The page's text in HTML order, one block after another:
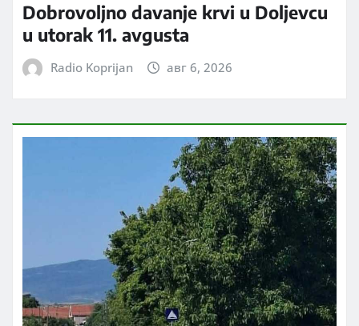
Dobrovoljno davanje krvi u Doljevcu
u utorak 11. avgusta
Radio Koprijan авг 6, 2026